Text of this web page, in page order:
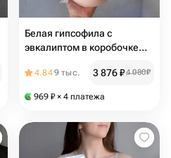
Белая гипсофила с
эвкалиптом в коробочке
4.849 тыс. 3 876₽4 080₽
969 ₽ × 4 платежа